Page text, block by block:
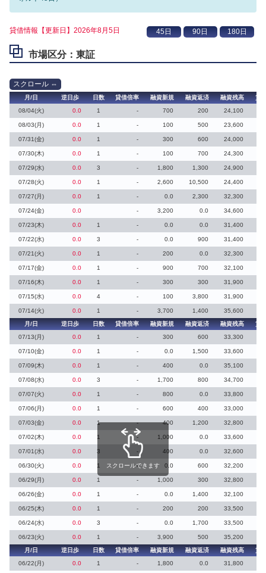
貸借情報【更新日】2026年8月5日
市場区分：東証
月/日 逆日歩 日数 貸借倍率 融資新規 融資返済 融資残高
貸
08/04(火)
0.0 1 - 700 200 24,100
08/03(月) 0.0 1 - 100 500 23,600
07/31(金) 0.0 1 - 300 600 24,000
07/30(木) 0.0 1 - 100 700 24,300
07/29(水) 0.0 3 - 1,800 1,300 24,900
07/28(火) 0.0 1 - 2,600 10,500 24,400
07/27(月) 0.0 1 - 0.0 2,300 32,300
07/24(金) 0.0 - 3,200 0.0 34,600
07/23(木) 0.0 1 - 0.0 0.0 31,400
07/22(水) 0.0 3 - 0.0 900 31,400
07/21(火) 0.0 1 - 200 0.0 32,300
07/17(金) 0.0 1 - 900 700 32,100
07/16(木) 0.0 1 - 300 300 31,900
07/15(水) 0.0 4 - 100 3,800 31,900
07/14(火) 0.0 1 - 3,700 1,400
35,600
月/日
逆日歩 日数 貸借倍率 融資新規 融資返済 融資残高
貸
07/13(月)
0.0 1 - 300 600 33,300
07/10(金) 0.0 1 - 0.0 1,500 33,600
07/09(木) 0.0 1 - 400 0.0 35,100
07/08(水) 0.0 3 - 1,700 800 34,700
07/07(火) 0.0 1 - 800 0.0 33,800
07/06(月) 0.0 1 - 600 400 33,000
07/03(金) 0.0 1 - 400 1,200 32,800
07/02(木) 0.0 1 - 1,000 0.0 33,600
07/01(水) 0.0 3 - 400 0.0 32,600
06/30(火) 0.0 1 - 0.0 600 32,200
06/29(月) 0.0 1 - 1,000 300 32,800
06/26(金) 0.0 1 - 0.0 1,400 32,100
06/25(木) 0.0 1 - 200 200 33,500
06/24(水) 0.0 3 - 0.0 1,700 33,500
06/23(火) 0.0 1 - 3,900 500
35,200
月/日
逆日歩 日数 貸借倍率 融資新規 融資返済 融資残高
貸
06/22(月)
0.0 1 - 1,800 0.0 31,800
スクロールできます